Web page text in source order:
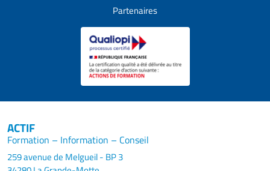
Partenaires
ACTIF
Formation – Information – Conseil
259 avenue de Melgueil - BP 3